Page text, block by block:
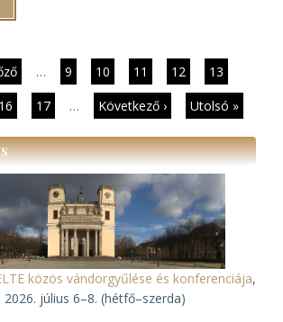
… Page
9 Page
10 Page
11 Page
12
Jelenlegi
oldal
13
Page
16 Page
17 …
Következő
Következő ›
Utolsó
Utolsó »
közös vándorgyűlése és konferenciája,
2026. július 6–8. (hétfő–szerda)